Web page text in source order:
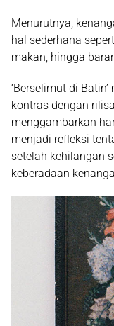
Menurutnya,
hal sederhana
makan, hingga
‘Berselimut di
kontras dengan
menggambarkan
menjadi refleksi
setelah kehilangan
keberadaan